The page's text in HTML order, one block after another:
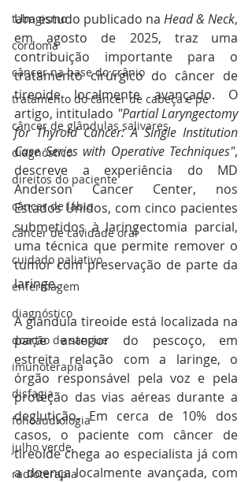
tabagismo
cordoma
câncer na base do crânio
tratamento do câncer de cabeça e pe
câncer de glândulas salivares
diagnóstico
direitos do paciente
câncer de lábio
câncer de cavidade oral
cuidado paliativo
enfermagem
diagnóstico
doação de sangue
imunoterapia
disfagia
fonoaudiologia
julho verde
radioterapia
Um estudo publicado na Head & Neck,
em agosto de 2025, traz uma
contribuição importante para o
tratamento cirúrgico do câncer de
tireoide localmente avançado. O
artigo, intitulado "Partial Laryngectomy
for Thyroid Cancer: A Single Institution
Case Series with Operative Techniques",
descreve a experiência do MD
Anderson Cancer Center, nos
Estados Unidos, com cinco pacientes
submetidos à laringectomia parcial,
uma técnica que permite remover o
tumor com preservação de parte da
laringe.
A glândula tireoide está localizada na
parte anterior do pescoço, em
estreita relação com a laringe, o
órgão responsável pela voz e pela
proteção das vias aéreas durante a
deglutição. Em cerca de 10% dos
casos, o paciente com câncer de
tireoide chega ao especialista já com
a doença localmente avançada, com